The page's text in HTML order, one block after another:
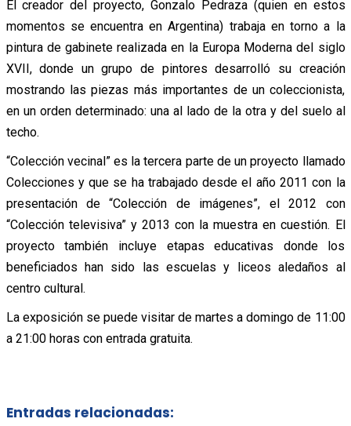
El creador del proyecto, Gonzalo Pedraza (quien en estos
momentos se encuentra en Argentina) trabaja en torno a la
pintura de gabinete realizada en la Europa Moderna del siglo
XVII, donde un grupo de pintores desarrolló su creación
mostrando las piezas más importantes de un coleccionista,
en un orden determinado: una al lado de la otra y del suelo al
techo.
“Colección vecinal” es la tercera parte de un proyecto llamado
Colecciones y que se ha trabajado desde el año 2011 con la
presentación de “Colección de imágenes”, el 2012 con
“Colección televisiva” y 2013 con la muestra en cuestión. El
proyecto también incluye etapas educativas donde los
beneficiados han sido las escuelas y liceos aledaños al
centro cultural.
La exposición se puede visitar de martes a domingo de 11:00
a 21:00 horas con entrada gratuita.
Entradas relacionadas: